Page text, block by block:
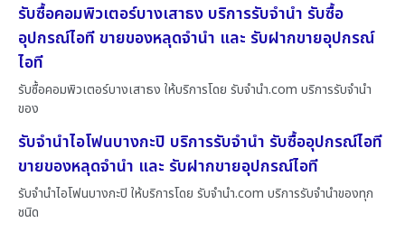
รับซื้อคอมพิวเตอร์บางเสาธง บริการรับจำนำ รับซื้อ
อุปกรณ์ไอที ขายของหลุดจำนำ และ รับฝากขายอุปกรณ์
ไอที
รับซื้อคอมพิวเตอร์บางเสาธง ให้บริการโดย รับจํานํา.com บริการรับจำนำ
ของ
รับจำนำไอโฟนบางกะปิ บริการรับจำนำ รับซื้ออุปกรณ์ไอที
ขายของหลุดจำนำ และ รับฝากขายอุปกรณ์ไอที
รับจำนำไอโฟนบางกะปิ ให้บริการโดย รับจํานํา.com บริการรับจำนำของทุก
ชนิด